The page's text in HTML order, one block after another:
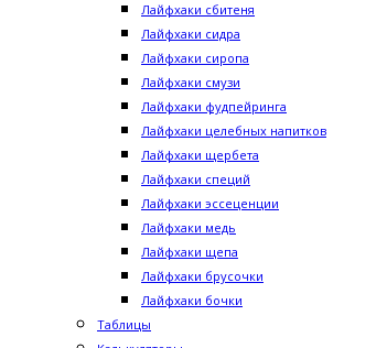
Лайфхаки сбитеня
Лайфхаки сидра
Лайфхаки сиропа
Лайфхаки смузи
Лайфхаки фудпейринга
Лайфхаки целебных напитков
Лайфхаки щербета
Лайфхаки специй
Лайфхаки эссеценции
Лайфхаки медь
Лайфхаки щепа
Лайфхаки брусочки
Лайфхаки бочки
Таблицы